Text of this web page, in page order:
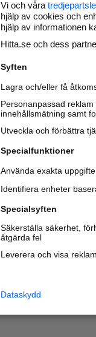
Vi och våra
hjälp av cookies och
hjälp av informationen
Hitta.se och dess
Syften
Lagra och/eller få
Personanpassad
innehållsmätning samt
Utveckla och förbättra
Specialfunktioner
Använda exakta
Identifiera enheter
Specialsyften
Säkerställa säkerhet,
åtgärda fel
Leverera och visa
Dataskydd